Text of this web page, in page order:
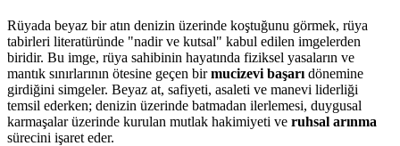
Rüyada beyaz bir atın denizin üzerinde koştuğunu görmek, rüya
tabirleri literatüründe "nadir ve kutsal" kabul edilen imgelerden
biridir. Bu imge, rüya sahibinin hayatında fiziksel yasaların ve
mantık sınırlarının ötesine geçen birmucizevi başarı dönemine
girdiğini simgeler. Beyaz at, safiyeti, asaleti ve manevi liderliği
temsil ederken; denizin üzerinde batmadan ilerlemesi, duygusal
karmaşalar üzerinde kurulan mutlak hakimiyeti ve ruhsal arınma
sürecini işaret eder.